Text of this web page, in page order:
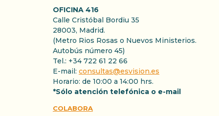
OFICINA 416
Calle Cristóbal Bordiu 35
28003, Madrid.
(Metro Rios Rosas o Nuevos Ministerios.
Autobús número 45)
Tel.: +34 722 61 22 66
E-mail: consultas@esvision.es
Horario: de 10:00 a 14:00 hrs.
*Sólo atención telefónica o e-mail
COLABORA